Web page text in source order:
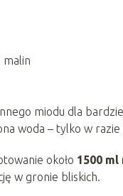
malin
miodu dla
woda – tylko w
około 1500
w gronie bliskich.